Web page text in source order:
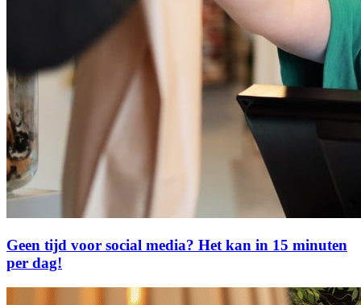
Geen tijd voor social media? Het kan in 15 minuten
per dag!